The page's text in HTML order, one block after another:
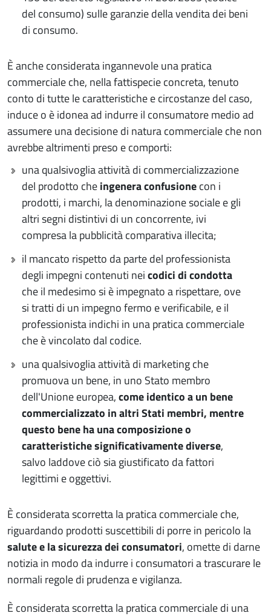
del consumo) sulle garanzie della vendita dei beni
di consumo.
È anche considerata ingannevole una pratica
commerciale che, nella fattispecie concreta, tenuto
conto di tutte le caratteristiche e circostanze del caso,
induce o è idonea ad indurre il consumatore medio ad
assumere una decisione di natura commerciale che non
avrebbe altrimenti preso e comporti:
una qualsivoglia attività di commercializzazione
del prodotto cheingenera confusionecon i
prodotti, i marchi, la denominazione sociale e gli
altri segni distintivi di un concorrente, ivi
compresa la pubblicità comparativa illecita;
il mancato rispetto da parte del professionista
degli impegni contenuti neicodici di condotta
che il medesimo si è impegnato a rispettare, ove
si tratti di un impegno fermo e verificabile, e il
professionista indichi in una pratica commerciale
che è vincolato dal codice.
una qualsivoglia attività di marketing che
promuova un bene, in uno Stato membro
dell'Unione europea,come identico a un bene
commercializzato in altri Stati membri, mentre
questo bene ha una composizione o
caratteristiche significativamente diverse,
salvo laddove ciò sia giustificato da fattori
legittimi e oggettivi.
È considerata scorretta la pratica commerciale che,
riguardando prodotti suscettibili di porre in pericolo la
salute e la sicurezza dei consumatori, omette di darne
notizia in modo da indurre i consumatori a trascurare le
normali regole di prudenza e vigilanza.
È considerata scorretta la pratica commerciale di una